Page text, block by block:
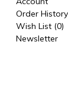
Order History
Wish List (0)
Newsletter